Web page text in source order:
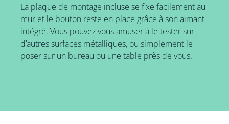
La plaque de montage incluse se fixe facilement au
mur et le bouton reste en place grâce à son aimant
intégré. Vous pouvez vous amuser à le tester sur
d’autres surfaces métalliques, ou simplement le
poser sur un bureau ou une table près de vous.